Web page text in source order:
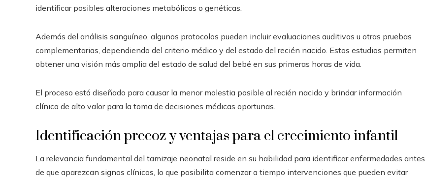
identificar posibles alteraciones metabólicas o genéticas.
Además del análisis sanguíneo, algunos protocolos pueden incluir evaluaciones auditivas u otras pruebas
complementarias, dependiendo del criterio médico y del estado del recién nacido. Estos estudios permiten
obtener una visión más amplia del estado de salud del bebé en sus primeras horas de vida.
El proceso está diseñado para causar la menor molestia posible al recién nacido y brindar información
clínica de alto valor para la toma de decisiones médicas oportunas.
Identificación precoz y ventajas para el crecimiento infantil
La relevancia fundamental del tamizaje neonatal reside en su habilidad para identificar enfermedades antes
de que aparezcan signos clínicos, lo que posibilita comenzar a tiempo intervenciones que pueden evitar